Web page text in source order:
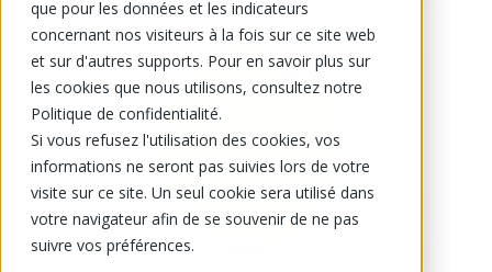
que pour les données et les indicateurs
concernant nos visiteurs à la fois sur ce site web
et sur d'autres supports. Pour en savoir plus sur
les cookies que nous utilisons, consultez notre
Politique de confidentialité.
Si vous refusez l'utilisation des cookies, vos
informations ne seront pas suivies lors de votre
visite sur ce site. Un seul cookie sera utilisé dans
votre navigateur afin de se souvenir de ne pas
suivre vos préférences.